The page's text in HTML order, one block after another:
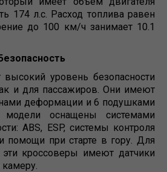
174 л.с. Расход топлива равен
до 100 км/ч занимает 10.1
уровень безопасности
и для пассажиров. Они имеют
деформации и 6 подушками
модели оснащены системами
ABS, ESP, системы контроля
помощи при старте в гору. Для
эти кроссоверы имеют датчики